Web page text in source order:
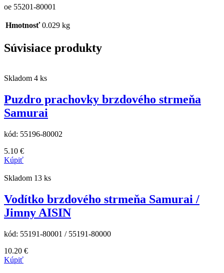
oe 55201-80001
Hmotnosť 0.029 kg
Súvisiace produkty
Skladom 4 ks
Puzdro prachovky brzdového strmeňa
Samurai
kód: 55196-80002
5.10 €
Kúpiť
Skladom 13 ks
Vodítko brzdového strmeňa Samurai /
Jimny AISIN
kód: 55191-80001 / 55191-80000
10.20 €
Kúpiť